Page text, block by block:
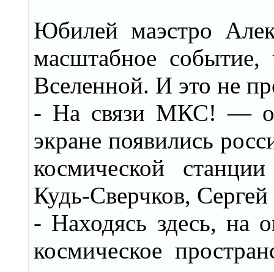
Юбилей маэстро
масштабное событие,
Вселенной. И это не
- На связи МКС! —
экране появились
космической
Кудь-Сверчков,
- Находясь здесь, на
космическое